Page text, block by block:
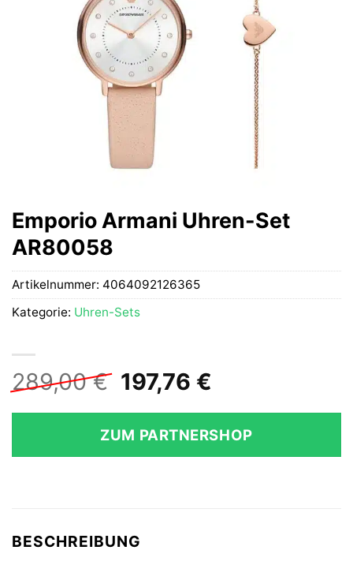
Emporio Armani Uhren-Set
AR80058
289,00€ Ursprünglicher
Preis
war:
289,00 €
197,76 €
ist:
197,76 €.
ZUM PARTNERSHOP
Artikelnummer: 4064092126365
Kategorie: Uhren-Sets
BESCHREIBUNG